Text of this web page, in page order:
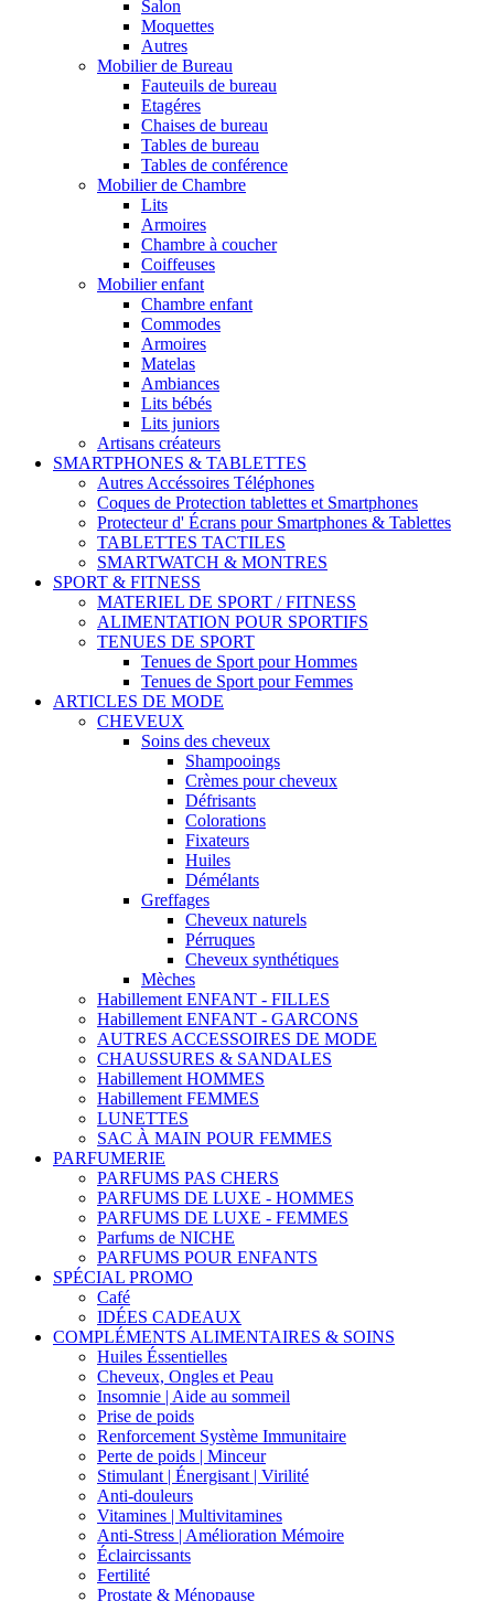
Salon
Moquettes
Autres
Mobilier de Bureau
Fauteuils de bureau
Etagéres
Chaises de bureau
Tables de bureau
Tables de conférence
Mobilier de Chambre
Lits
Armoires
Chambre à coucher
Coiffeuses
Mobilier enfant
Chambre enfant
Commodes
Armoires
Matelas
Ambiances
Lits bébés
Lits juniors
Artisans créateurs
SMARTPHONES & TABLETTES
Autres Accéssoires Téléphones
Coques de Protection tablettes et Smartphones
Protecteur d' Écrans pour Smartphones & Tablettes
TABLETTES TACTILES
SMARTWATCH & MONTRES
SPORT & FITNESS
MATERIEL DE SPORT / FITNESS
ALIMENTATION POUR SPORTIFS
TENUES DE SPORT
Tenues de Sport pour Hommes
Tenues de Sport pour Femmes
ARTICLES DE MODE
CHEVEUX
Soins des cheveux
Shampooings
Crèmes pour cheveux
Défrisants
Colorations
Fixateurs
Huiles
Démélants
Greffages
Cheveux naturels
Pérruques
Cheveux synthétiques
Mèches
Habillement ENFANT - FILLES
Habillement ENFANT - GARCONS
AUTRES ACCESSOIRES DE MODE
CHAUSSURES & SANDALES
Habillement HOMMES
Habillement FEMMES
LUNETTES
SAC À MAIN POUR FEMMES
PARFUMERIE
PARFUMS PAS CHERS
PARFUMS DE LUXE - HOMMES
PARFUMS DE LUXE - FEMMES
Parfums de NICHE
PARFUMS POUR ENFANTS
SPÉCIAL PROMO
Café
IDÉES CADEAUX
COMPLÉMENTS ALIMENTAIRES & SOINS
Huiles Éssentielles
Cheveux, Ongles et Peau
Insomnie | Aide au sommeil
Prise de poids
Renforcement Système Immunitaire
Perte de poids | Minceur
Stimulant | Énergisant | Virilité
Anti-douleurs
Vitamines | Multivitamines
Anti-Stress | Amélioration Mémoire
Éclaircissants
Fertilité
Prostate & Ménopause